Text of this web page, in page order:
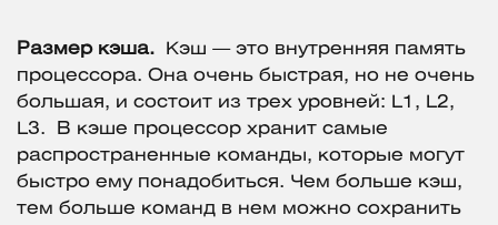
Размер кэша.
Кэш — это внутренняя память
процессора. Она очень быстрая, но не очень
большая, и состоит из трех уровней: L1, L2,
L3. В кэше процессор хранит самые
распространенные команды, которые могут
быстро ему понадобиться. Чем больше кэш,
тем больше команд в нем можно сохранить